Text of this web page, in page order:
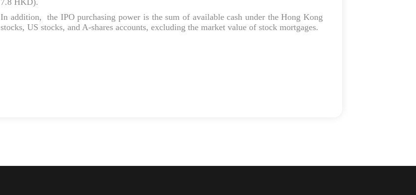
7.8 HKD).
In addition, the IPO purchasing power is the sum of available cash under the Hong Kong
stocks, US stocks, and A-shares accounts, excluding the market value of stock mortgages.